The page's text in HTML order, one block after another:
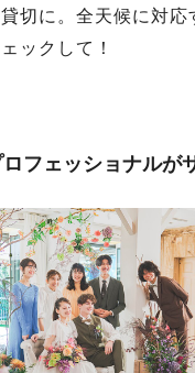
切に。全天候に対応
ックして！
フェッショナルが